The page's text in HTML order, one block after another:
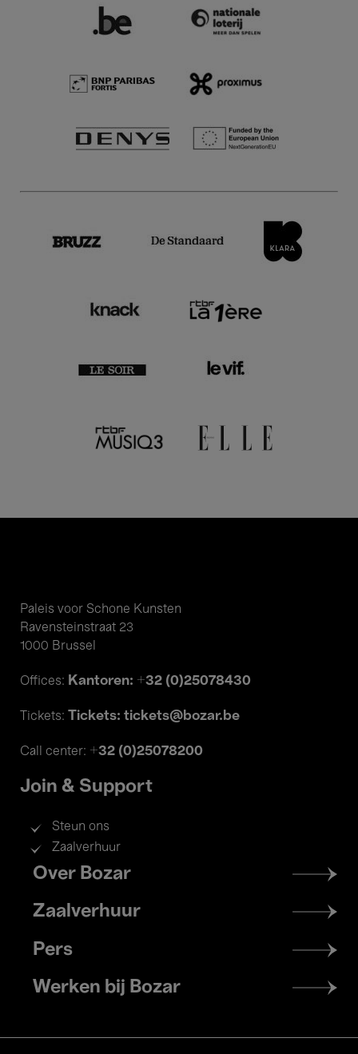
Paleis voor Schone Kunsten
Ravensteinstraat 23
1000 Brussel
Offices: Kantoren: +32 (0)25078430
Tickets: Tickets: tickets@bozar.be
Call center: +32 (0)25078200
Join & Support
Steun ons
Zaalverhuur
Footer
menu
Over Bozar
Zaalverhuur
Pers
Werken bij Bozar